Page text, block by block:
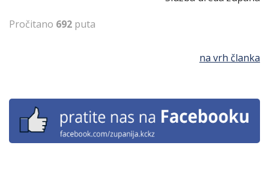
Pročitano 692 puta
na vrh članka